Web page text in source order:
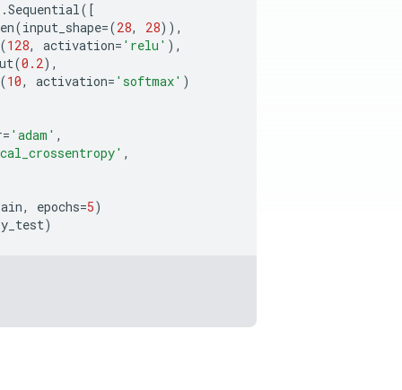
.Sequential([
(input_shape=(28, 28)),
(128, activation= 'relu' ),
(0.2),
(10, activation= 'softmax' )
= 'adam' ,
,
, epochs=5)
y_test)